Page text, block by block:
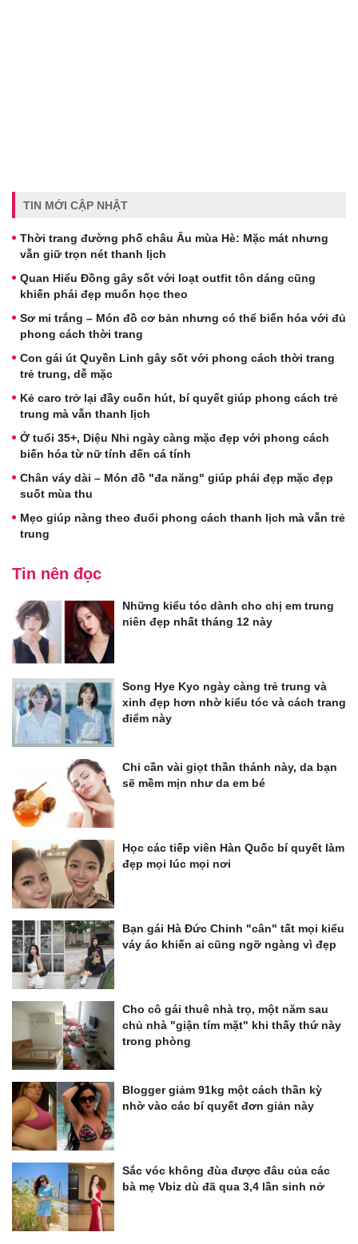
TIN MỚI CẬP NHẬT
Thời trang đường phố châu Âu mùa Hè: Mặc mát nhưng
vẫn giữ trọn nét thanh lịch
Quan Hiểu Đồng gây sốt với loạt outfit tôn dáng cũng
khiến phái đẹp muốn học theo
Sơ mi trắng – Món đồ cơ bản nhưng có thể biến hóa với đủ
phong cách thời trang
Con gái út Quyền Linh gây sốt với phong cách thời trang
trẻ trung, dễ mặc
Kẻ caro trở lại đầy cuốn hút, bí quyết giúp phong cách trẻ
trung mà vẫn thanh lịch
Ở tuổi 35+, Diệu Nhi ngày càng mặc đẹp với phong cách
biến hóa từ nữ tính đến cá tính
Chân váy dài – Món đồ "đa năng" giúp phái đẹp mặc đẹp
suốt mùa thu
Mẹo giúp nàng theo đuổi phong cách thanh lịch mà vẫn trẻ
trung
Tin nên đọc
Những kiểu tóc dành cho chị em trung
niên đẹp nhất tháng 12 này
Song Hye Kyo ngày càng trẻ trung và
xinh đẹp hơn nhờ kiểu tóc và cách trang
điểm này
Chỉ cần vài giọt thần thánh này, da bạn
sẽ mềm mịn như da em bé
Học các tiếp viên Hàn Quốc bí quyết làm
đẹp mọi lúc mọi nơi
Bạn gái Hà Đức Chinh "cân" tất mọi kiểu
váy áo khiến ai cũng ngỡ ngàng vì đẹp
Cho cô gái thuê nhà trọ, một năm sau
chủ nhà "giận tím mặt" khi thấy thứ này
trong phòng
Blogger giảm 91kg một cách thần kỳ
nhờ vào các bí quyết đơn giản này
Sắc vóc không đùa được đâu của các
bà mẹ Vbiz dù đã qua 3,4 lần sinh nở